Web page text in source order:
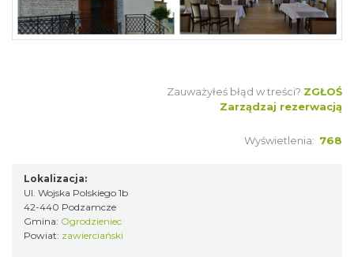
Zauważyłeś błąd w treści? ZGŁOŚ
Zarządzaj rezerwacją
Wyświetlenia: 768
Lokalizacja:
Ul. Wojska Polskiego 1b
42-440 Podzamcze
Gmina: Ogrodzieniec
Powiat: zawierciański